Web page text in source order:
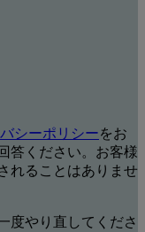
シーポリシーをお
答ください。お客様
れることはありませ
度やり直してくださ